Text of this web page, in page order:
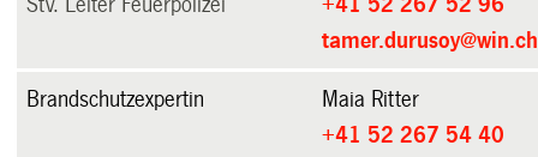
tamer.durusoy@win.ch
Brandschutzexpertin
Maia Ritter
+41 52 267 54 40